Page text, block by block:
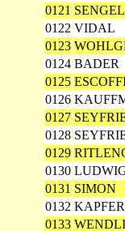
0121 SENGEL
0122 VIDAL
0123
0124 BADER
0125
0126
0127
0128
0129
0130
0131 SIMON
0132 KAPFER
0133